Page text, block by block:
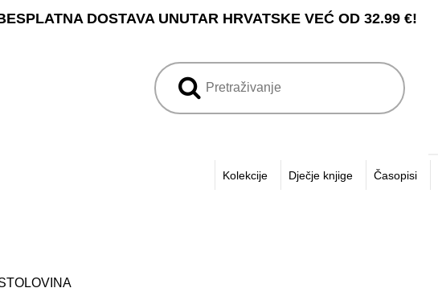
DOSTAVA UNUTAR HRVATSKE VEĆ OD 32.99 €!
Kolekcije Dječje knjige Časopisi